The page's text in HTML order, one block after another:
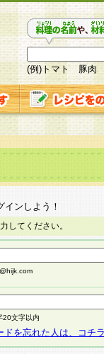
(例)トマト 豚肉
ンしよう！
してください。
文字以内
を忘れた人は、コチ